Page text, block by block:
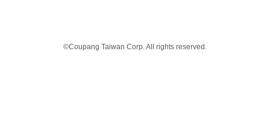
©Coupang Taiwan Corp. All rights reserved.